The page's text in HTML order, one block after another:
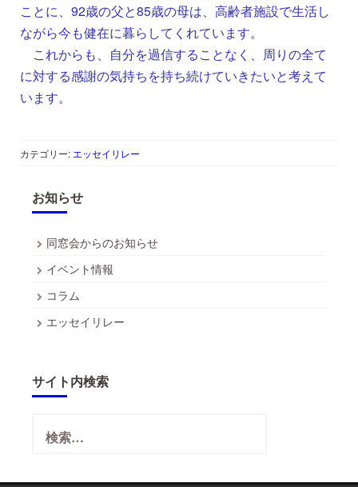
ことに、92歳の父と85歳の母は、高齢者施設で生活し
ながら今も健在に暮らしてくれています。
これからも、自分を過信することなく、周りの全て
に対する感謝の気持ちを持ち続けていきたいと考えて
います。
カテゴリー: エッセイリレー
お知らせ
同窓会からのお知らせ
イベント情報
コラム
エッセイリレー
サイト内検索
索: